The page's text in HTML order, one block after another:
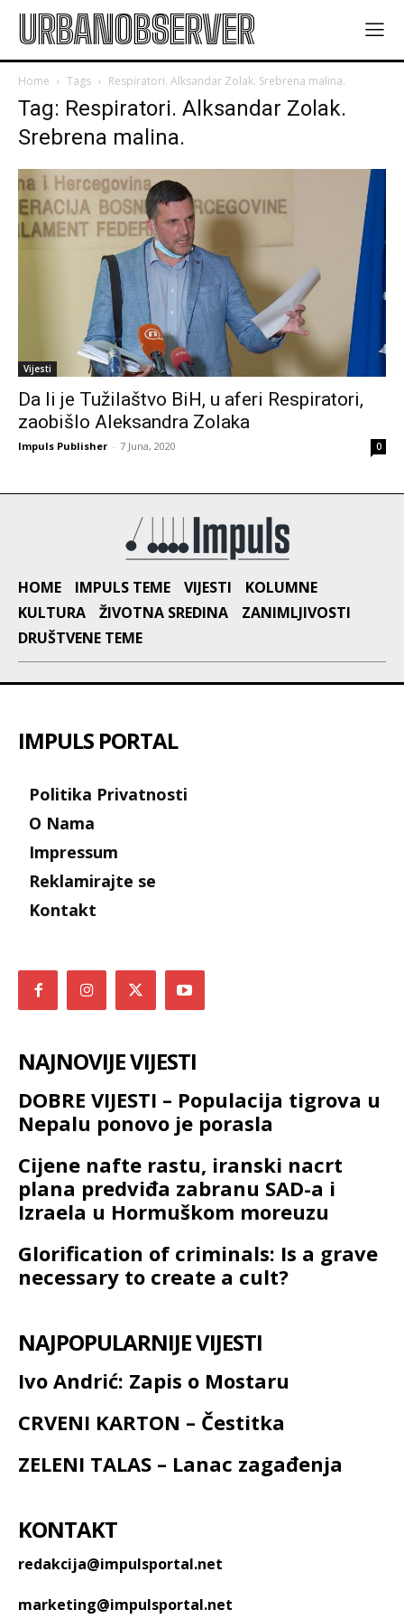
URBANOBSERVER
Home Tags Respiratori. Alksandar Zolak. Srebrena malina.
Tag: Respiratori. Alksandar Zolak.
Srebrena malina.
Vijesti
Da li je Tužilaštvo BiH, u aferi Respiratori,
zaobišlo Aleksandra Zolaka
Impuls Publisher - 7 Juna, 2020 0
HOME IMPULS TEME VIJESTI
KOLUMNE
KULTURA
ŽIVOTNA SREDINA
ZANIMLJIVOSTI
DRUŠTVENE TEME
IMPULS PORTAL
Politika Privatnosti
O Nama
Impressum
Reklamirajte se
Kontakt
NAJNOVIJE VIJESTI
DOBRE VIJESTI – Populacija tigrova u
Nepalu ponovo je porasla
Cijene nafte rastu, iranski nacrt
plana predviđa zabranu SAD-a i
Izraela u Hormuškom moreuzu
Glorification of criminals: Is a grave
necessary to create a cult?
NAJPOPULARNIJE VIJESTI
Ivo Andrić: Zapis o Mostaru
CRVENI KARTON – Čestitka
ZELENI TALAS – Lanac zagađenja
KONTAKT
redakcija@impulsportal.net
marketing@impulsportal.net